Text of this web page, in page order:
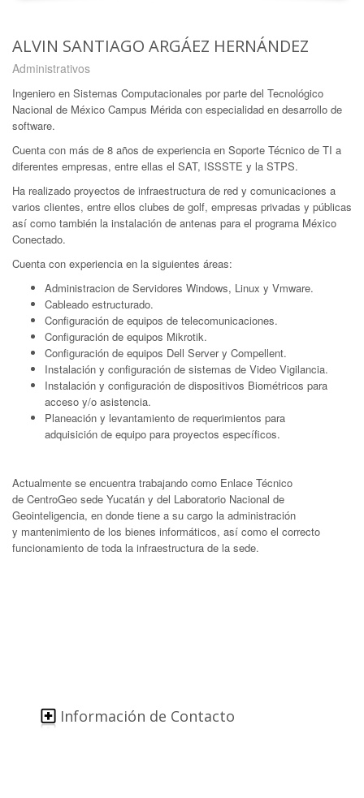
ALVIN SANTIAGO ARGÁEZ HERNÁNDEZ
Administrativos
Ingeniero en Sistemas Computacionales por parte del Tecnológico
Nacional de México Campus Mérida con especialidad en desarrollo de
software.
Cuenta con más de 8 años de experiencia en Soporte Técnico de TI a
diferentes empresas, entre ellas el SAT, ISSSTE y la STPS.
Ha realizado proyectos de infraestructura de red y comunicaciones a
varios clientes, entre ellos clubes de golf, empresas privadas y públicas
así como también la instalación de antenas para el programa México
Conectado.
Cuenta con experiencia en la siguientes áreas:
Administracion de Servidores Windows, Linux y Vmware.
Cableado estructurado.
Configuración de equipos de telecomunicaciones.
Configuración de equipos Mikrotik.
Configuración de equipos Dell Server y Compellent.
Instalación y configuración de sistemas de Video Vigilancia.
Instalación y configuración de dispositivos Biométricos para
acceso y/o asistencia.
Planeación y levantamiento de requerimientos para
adquisición de equipo para proyectos específicos.
Actualmente se encuentra trabajando como Enlace Técnico
de CentroGeo sede Yucatán y del Laboratorio Nacional de
Geointeligencia, en donde tiene a su cargo la administración
y mantenimiento de los bienes informáticos, así como el correcto
funcionamiento de toda la infraestructura de la sede.
Información de Contacto